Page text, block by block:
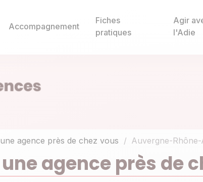
Accompagnement
Fiches
pratiques
Agir
l'Adie
agence près de chez vous Auvergne-Rhône-
agence près de